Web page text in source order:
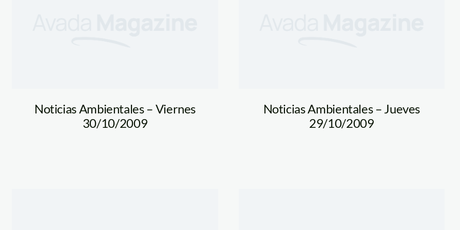
Noticias Ambientales – Viernes
30/10/2009
Noticias Ambientales – Jueves
29/10/2009